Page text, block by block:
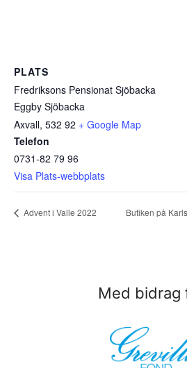
PLATS
Fredriksons Pensionat Sjöbacka
Eggby Sjöbacka
Axvall, 532 92 + Google Map
Telefon
0731-82 79 96
Visa Plats-webbplats
Advent i Valle 2022 Butiken på
Med bidrag